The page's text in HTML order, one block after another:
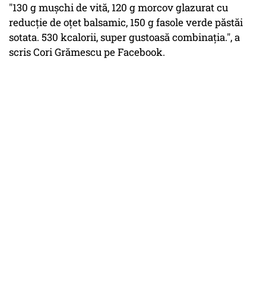
"130 g mușchi de vită, 120 g morcov glazurat cu
reducție de oțet balsamic, 150 g fasole verde păstăi
sotata. 530 kcalorii, super gustoasă combinația.", a
scris Cori Grămescu pe Facebook.